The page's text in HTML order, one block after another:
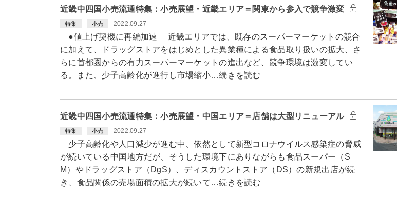
近畿中四国小売流通特集：小売展望・近畿エリア＝関東から参入で競争激変
特集 小売 2022.09.27
●値上げ契機に再編加速 近畿エリアでは、既存のスーパーマーケットの競合
に加えて、ドラッグストアをはじめとした異業種による食品取り扱いの拡大、さ
らに首都圏からの有力スーパーマーケットの進出など、競争環境は激変してい
る。また、少子高齢化が進行し市場縮小…続きを読む
近畿中四国小売流通特集：小売展望・中国エリア＝店舗は大型リニューアル
特集 小売 2022.09.27
少子高齢化や人口減少が進む中、依然として新型コロナウイルス感染症の脅威
が続いている中国地方だが、そうした環境下にありながらも食品スーパー（S
M）やドラッグストア（DgS）、ディスカウントストア（DS）の新規出店が続
き、食品関係の売場面積の拡大が続いて…続きを読む